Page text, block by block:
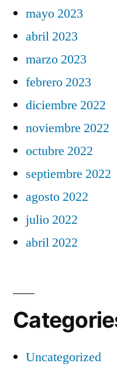
mayo 2023
abril 2023
marzo 2023
febrero 2023
diciembre 2022
noviembre 2022
octubre 2022
septiembre 2022
agosto 2022
julio 2022
abril 2022
Uncategorized